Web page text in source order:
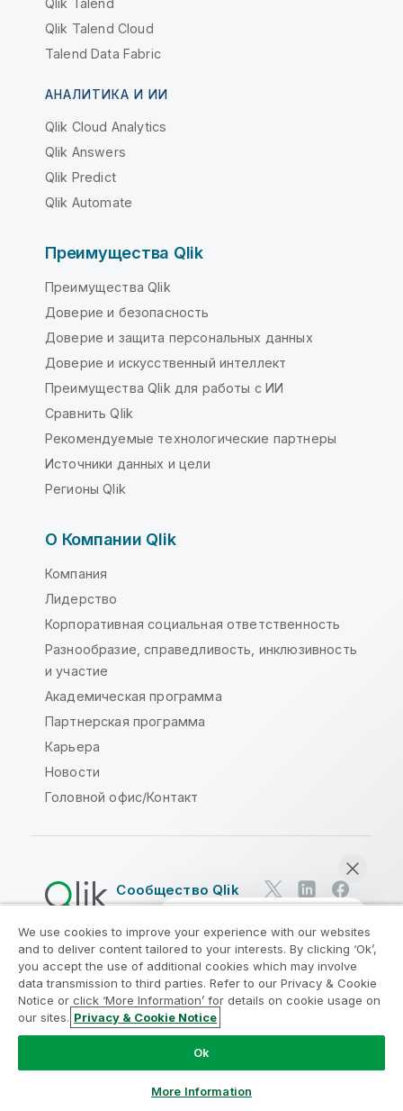
Qlik Talend
Qlik Talend Cloud
Talend Data Fabric
АНАЛИТИКА И ИИ
Qlik Cloud Analytics
Qlik Answers
Qlik Predict
Qlik Automate
Преимущества Qlik
Преимущества Qlik
Доверие и безопасность
Доверие и защита персональных данных
Доверие и искусственный интеллект
Преимущества Qlik для работы с ИИ
Сравнить Qlik
Рекомендуемые технологические партнеры
Источники данных и цели
Регионы Qlik
О Компании Qlik
Компания
Лидерство
Корпоративная социальная ответственность
Разнообразие, справедливость, инклюзивность
и участие
Академическая программа
Партнерская программа
Карьера
Новости
Головной офис/Контакт
Сообщество Qlik
Юридические соглашения
Условия использования продуктов
Legal Policies
Юридические положения
Условия использования
Товарные знаки
Do Not Share My Info
© QlikTech International AB, 1993-2026. Все права
We use cookies to improve your experience with our websites
and to deliver content tailored to your interests. By clicking ‘Ok’,
you accept the use of additional cookies which may involve
data transmission to third parties. Refer to our Privacy & Cookie
Notice or click ‘More Information’ for details on cookie usage on
our sites. Privacy & Cookie Notice
Ok
More Information